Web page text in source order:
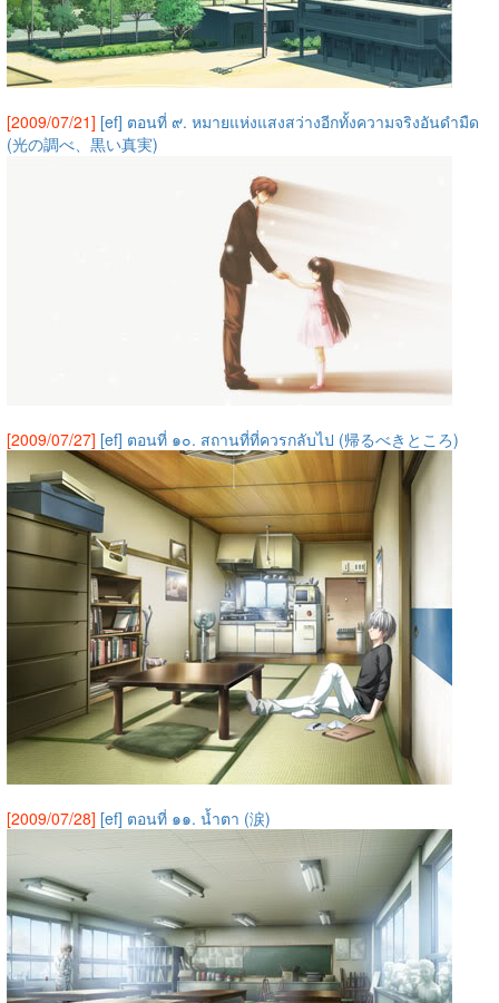
[2009/07/21] [ef] ตอนที่ ๙. หมายแห่งแสงสว่างอีกทั้งความจริงอันดำมืด
(光の調べ、黒い真実)
[2009/07/27] [ef] ตอนที่ ๑๐. สถานที่ที่ควรกลับไป (帰るべきところ)
[2009/07/28] [ef] ตอนที่ ๑๑. น้ำตา (涙)